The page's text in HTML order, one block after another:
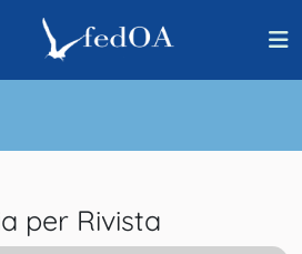
per Rivista